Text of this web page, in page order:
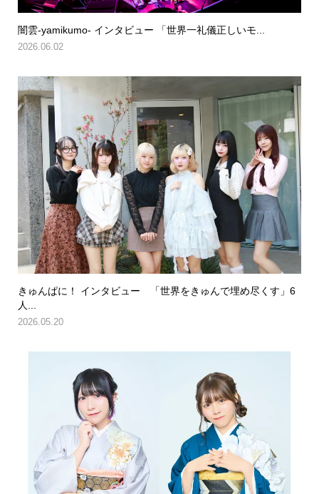
闇雲-yamikumo- インタビュー 「世界一礼儀正しいモ...
2026.06.02
きゅんぱに！ インタビュー 「世界をきゅんで埋め尽くす」6
人...
2026.05.20